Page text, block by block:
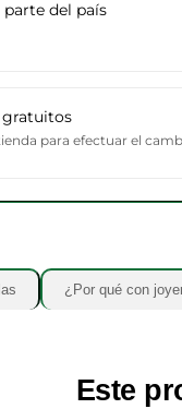
del país
gratuitos
para efectuar el
¿Por qué con
Este